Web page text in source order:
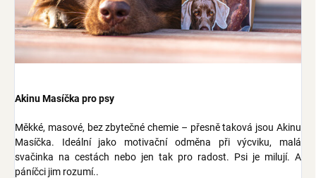
Akinu Masíčka pro psy
Měkké, masové, bez zbytečné chemie – přesně taková jsou Akinu
Masíčka. Ideální jako motivační odměna při výcviku, malá
svačinka na cestách nebo jen tak pro radost. Psi je milují. A
páníčci jim rozumí..